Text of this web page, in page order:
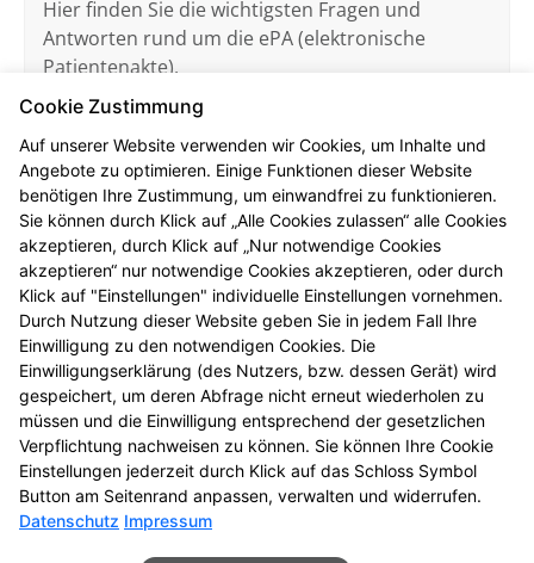
Hier finden Sie die wichtigsten Fragen und
Antworten rund um die ePA (elektronische
Patientenakte).
Mehr erfahren
Pharmazeutische Dienstleistungen
Seit Sommer 2022 haben Sie, egal ob gesetzlich
oder privat versichert, einen gesetzlichen
Anspruch auf neue pharmazeutische
Dienstleistungen. Hier finden Sie unsere
Angebote zu diesem Bereich.
Mehr erfahren
Seitenübersicht Kontakt Impressum
Cookie Zustimmung
Auf unserer Website verwenden wir Cookies, um Inhalte und
Angebote zu optimieren. Einige Funktionen dieser Website
benötigen Ihre Zustimmung, um einwandfrei zu funktionieren.
Sie können durch Klick auf „Alle Cookies zulassen“ alle Cookies
akzeptieren, durch Klick auf „Nur notwendige Cookies
akzeptieren“ nur notwendige Cookies akzeptieren, oder durch
Klick auf "Einstellungen" individuelle Einstellungen vornehmen.
Durch Nutzung dieser Website geben Sie in jedem Fall Ihre
Einwilligung zu den notwendigen Cookies. Die
Einwilligungserklärung (des Nutzers, bzw. dessen Gerät) wird
gespeichert, um deren Abfrage nicht erneut wiederholen zu
müssen und die Einwilligung entsprechend der gesetzlichen
Verpflichtung nachweisen zu können. Sie können Ihre Cookie
Einstellungen jederzeit durch Klick auf das Schloss Symbol
Button am Seitenrand anpassen, verwalten und widerrufen.
Datenschutz Impressum